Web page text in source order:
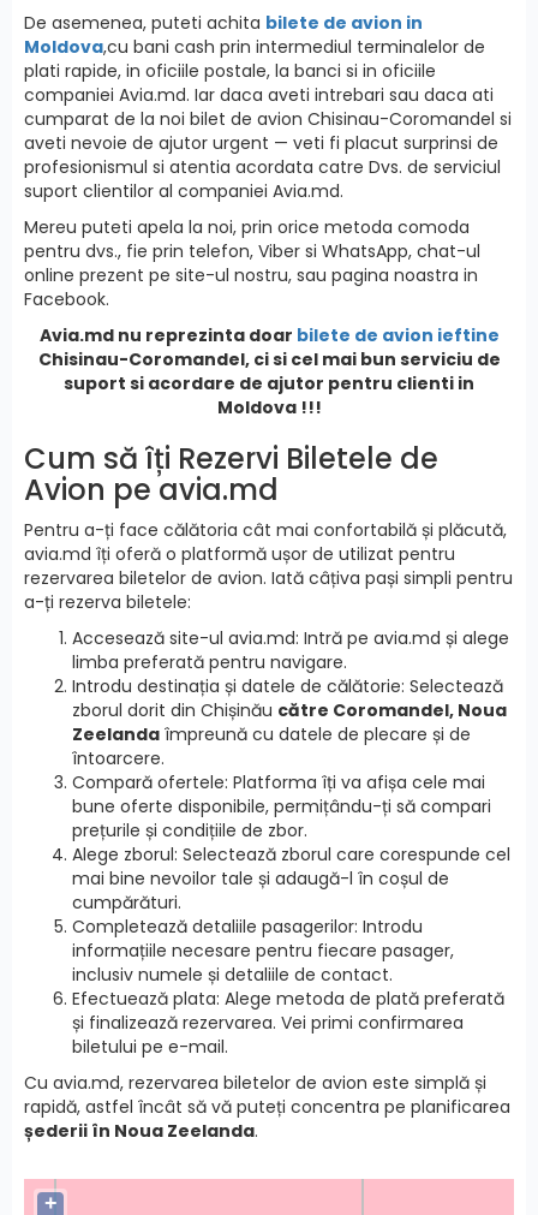
De asemenea, puteti achita bilete de avion in
Moldova,cu bani cash prin intermediul terminalelor de
plati rapide, in oficiile postale, la banci si in oficiile
companiei Avia.md. Iar daca aveti intrebari sau daca ati
cumparat de la noi bilet de avion Chisinau-Coromandel si
aveti nevoie de ajutor urgent — veti fi placut surprinsi de
profesionismul si atentia acordata catre Dvs. de serviciul
suport clientilor al companiei Avia.md.
Mereu puteti apela la noi, prin orice metoda comoda
pentru dvs., fie prin telefon, Viber si WhatsApp, chat-ul
online prezent pe site-ul nostru, sau pagina noastra in
Facebook.
Avia.md nu reprezinta doar bilete de avion ieftine
Chisinau-Coromandel, ci si cel mai bun serviciu de
suport si acordare de ajutor pentru clienti in
Moldova !!!
Cum să îți Rezervi Biletele de
Avion pe avia.md
Pentru a-ți face călătoria cât mai confortabilă și plăcută,
avia.md îți oferă o platformă ușor de utilizat pentru
rezervarea biletelor de avion. Iată câțiva pași simpli pentru
a-ți rezerva biletele:
Accesează site-ul avia.md: Intră pe avia.md și alege
limba preferată pentru navigare.
Introdu destinația și datele de călătorie: Selectează
zborul dorit din Chișinău către Coromandel, Noua
Zeelanda împreună cu datele de plecare și de
întoarcere.
Compară ofertele: Platforma îți va afișa cele mai
bune oferte disponibile, permițându-ți să compari
prețurile și condițiile de zbor.
Alege zborul: Selectează zborul care corespunde cel
mai bine nevoilor tale și adaugă-l în coșul de
cumpărături.
Completează detaliile pasagerilor: Introdu
informațiile necesare pentru fiecare pasager,
inclusiv numele și detaliile de contact.
Efectuează plata: Alege metoda de plată preferată
și finalizează rezervarea. Vei primi confirmarea
biletului pe e-mail.
Cu avia.md, rezervarea biletelor de avion este simplă și
rapidă, astfel încât să vă puteți concentra pe planificarea
șederii în Noua Zeelanda.
+